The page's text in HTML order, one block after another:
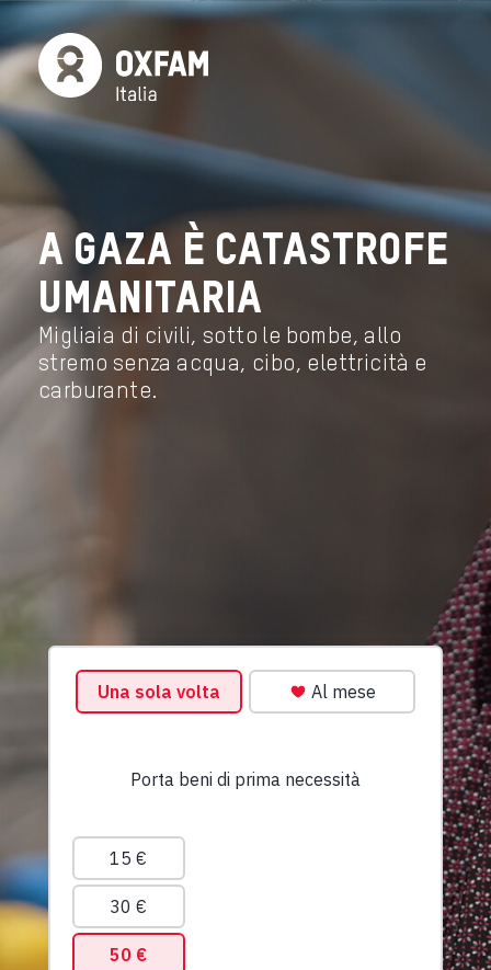
A GAZA È CATASTROFE
UMANITARIA
Migliaia di civili, sotto le bombe, allo
stremo senza acqua, cibo, elettricità e
carburante.